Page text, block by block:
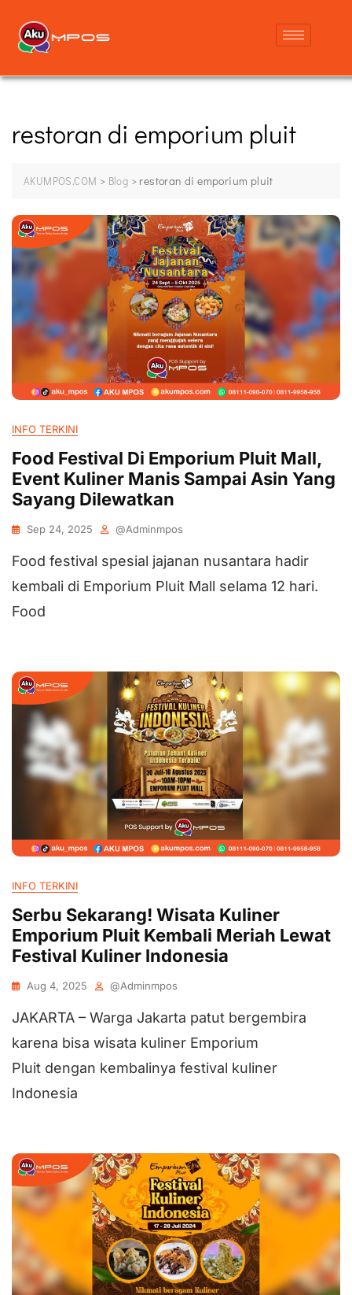
restoran di emporium pluit
AKUMPOS.COM > Blog > restoran di emporium pluit
INFO TERKINI
Food Festival Di Emporium Pluit Mall,
Event Kuliner Manis Sampai Asin Yang
Sayang Dilewatkan
Sep 24, 2025 @adminmpos
Food festival spesial jajanan nusantara hadir
kembali di Emporium Pluit Mall selama 12 hari.
Food
INFO TERKINI
Serbu Sekarang! Wisata Kuliner
Emporium Pluit Kembali Meriah Lewat
Festival Kuliner Indonesia
Aug 4, 2025 @adminmpos
JAKARTA – Warga Jakarta patut bergembira
karena bisa wisata kuliner Emporium
Pluit dengan kembalinya festival kuliner
Indonesia